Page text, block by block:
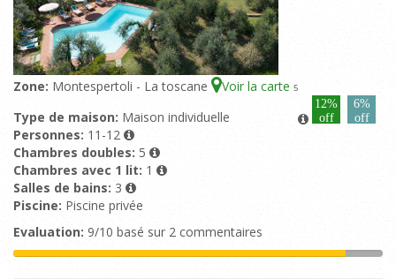
Zone: Montespertoli - La toscane Voir la carte 5
12%
off
6%
off
Type de maison: Maison individuelle
Personnes: 11-12
Chambres doubles: 5
Chambres avec 1 lit: 1
Salles de bains: 3
Piscine: Piscine privée
Evaluation: 9/10 basé sur 2 commentaires